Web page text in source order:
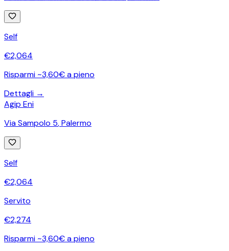
Self
€2,064
Risparmi ~3,60€ a pieno
Dettagli →
Agip Eni
Via Sampolo 5,Palermo
Self
€2,064
Servito
€2,274
Risparmi ~3,60€ a pieno